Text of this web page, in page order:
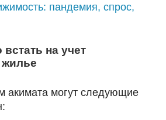
пандемия, спрос,
на учет
акимата могут следующие